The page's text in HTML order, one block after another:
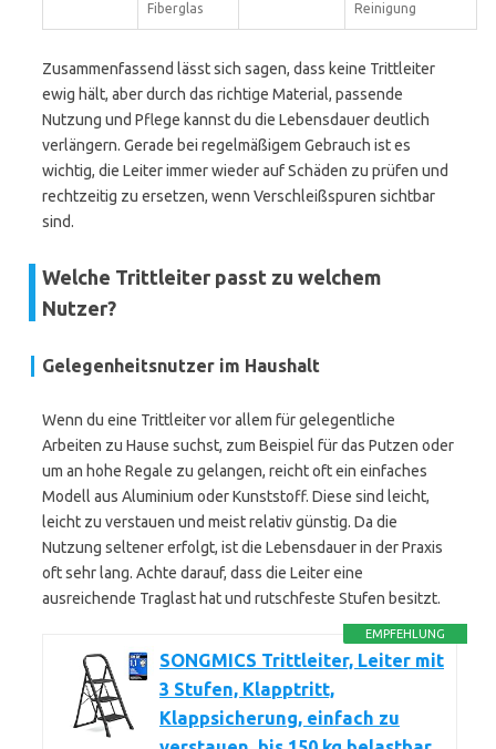
Fiberglas
Reinigung
Zusammenfassend lässt sich sagen, dass keine Trittleiter
ewig hält, aber durch das richtige Material, passende
Nutzung und Pflege kannst du die Lebensdauer deutlich
verlängern. Gerade bei regelmäßigem Gebrauch ist es
wichtig, die Leiter immer wieder auf Schäden zu prüfen und
rechtzeitig zu ersetzen, wenn Verschleißspuren sichtbar
sind.
Welche Trittleiter passt zu welchem
Nutzer?
Gelegenheitsnutzer im Haushalt
Wenn du eine Trittleiter vor allem für gelegentliche
Arbeiten zu Hause suchst, zum Beispiel für das Putzen oder
um an hohe Regale zu gelangen, reicht oft ein einfaches
Modell aus Aluminium oder Kunststoff. Diese sind leicht,
leicht zu verstauen und meist relativ günstig. Da die
Nutzung seltener erfolgt, ist die Lebensdauer in der Praxis
oft sehr lang. Achte darauf, dass die Leiter eine
ausreichende Traglast hat und rutschfeste Stufen besitzt.
EMPFEHLUNG
SONGMICS Trittleiter, Leiter mit
3 Stufen, Klapptritt,
Klappsicherung, einfach zu